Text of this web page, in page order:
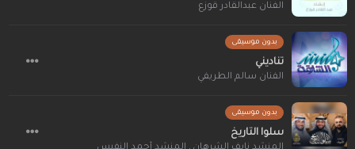
الفنان عبدالقادر قوزع
بدون موسيقى
تناديني
الفنان سالم الطريفي
بدون موسيقى
سلوا التاريخ
,